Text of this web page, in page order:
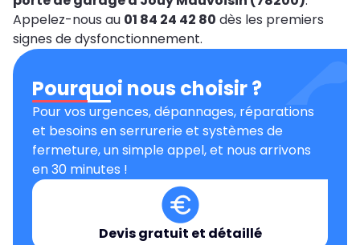
Appelez-nous au 01 84 24 42 80 dès les premiers
signes de dysfonctionnement.
Pourquoi nous choisir ?
Pour vos urgences, dépannages, réparations
et besoins en serrurerie et systèmes de
fermeture, un simple appel, et nous arrivons
en 30 minutes !
Devis gratuit et détaillé